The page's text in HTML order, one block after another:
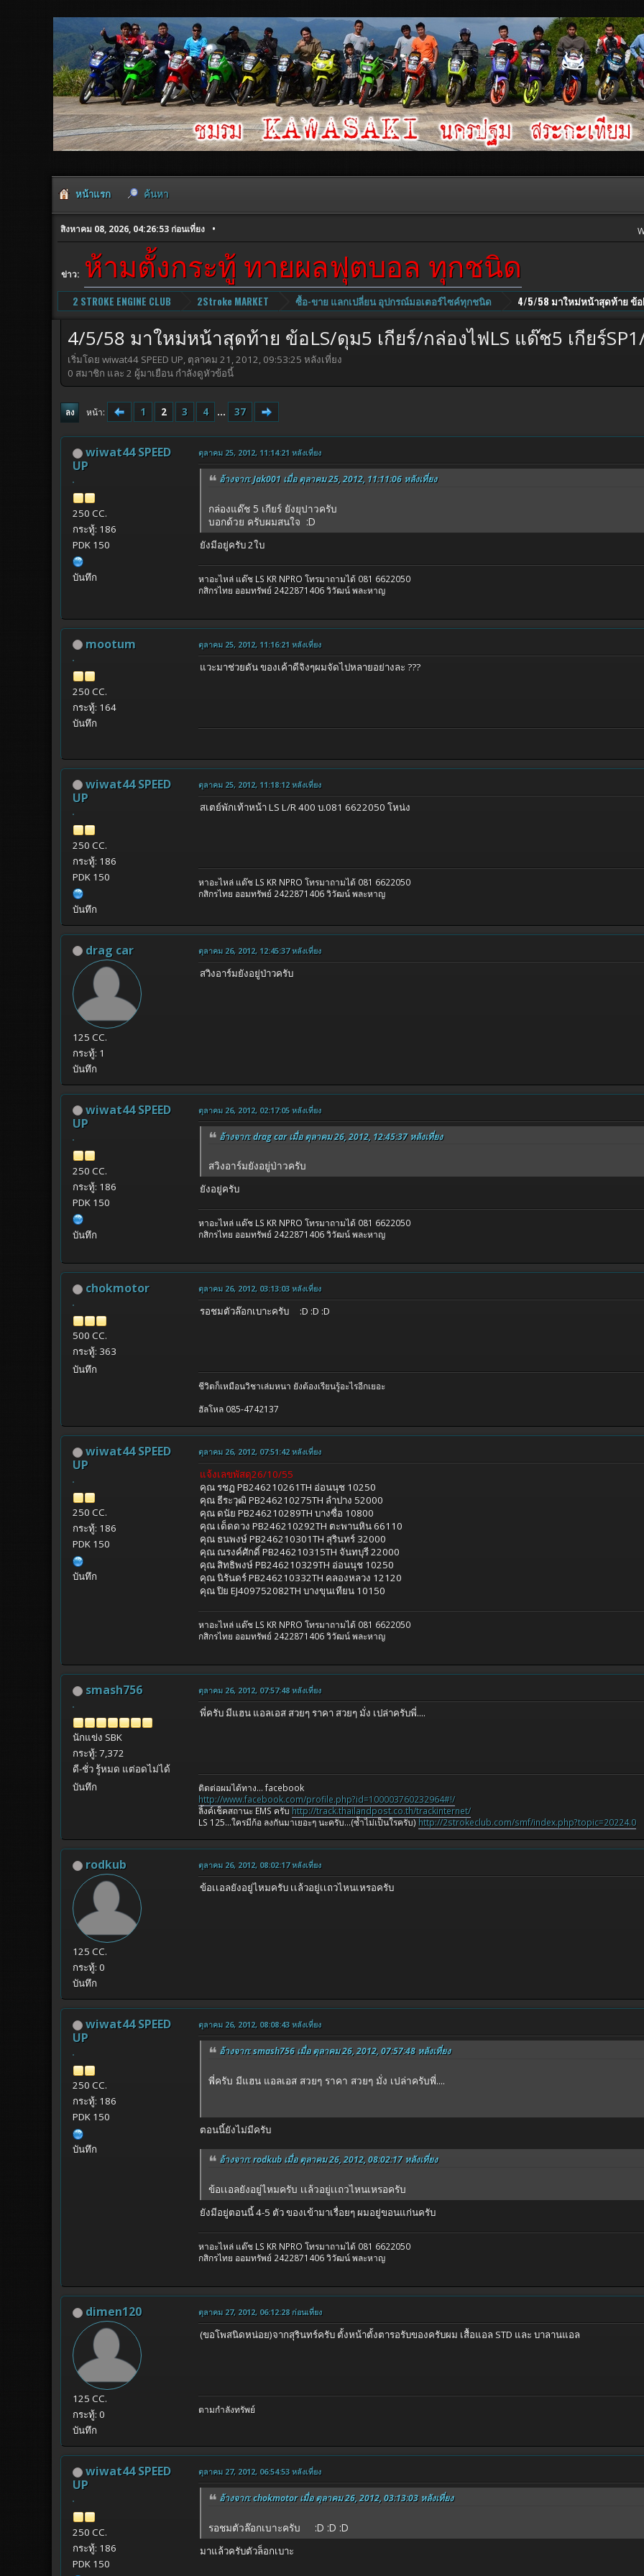
หน้าแรก ค้นหา
สิงหาคม 08, 2026, 04:26:53 ก่อนเที่ยง
ข่าว: ห้ามตั้งกระทู้ ทายผลฟุตบอล ทุกชนิด
2 STROKE ENGINE CLUB 2Stroke MARKET ซื้อ-ขาย แลกเปลี่ยน อุปกรณ์มอเตอร์ไซค์ทุกชนิด 4/5/58 มาใหม่หน้าสุดท้าย ข้อ
4/5/58 มาใหม่หน้าสุดท้าย ข้อLS/ดุม5 เกียร์/กล่องไฟLS แด๊ช5 เกียร์
เริ่มโดย wiwat44 SPEED UP, ตุลาคม 21, 2012, 09:53:25 หลังเที่ยง
0 สมาชิก และ 2 ผู้มาเยือน กำลังดูหัวข้อนี้
ลง หน้า 1 2 3 4 ... 37
wiwat44 SPEED
UP
250 CC.
กระทู้: 186
PDK 150
บันทึก
ตุลาคม 25, 2012, 11:14:21 หลังเที่ยง
อ้างจาก: Jak001 เมื่อ ตุลาคม 25, 2012, 11:11:06 หลังเที่ยง
กล่องแด๊ช 5 เกียร์ ยังยุปาวครับ
บอกด้วย ครับผมสนใจ :D
ยังมีอยู่ครับ 2ใบ
หาอะไหล่ แด๊ช LS KR NPRO โทรมาถามได้ 081 6622050
กสิกรไทย ออมทรัพย์ 2422871406 วิวัฒน์ พละหาญ
mootum
250 CC.
กระทู้: 164
บันทึก
ตุลาคม 25, 2012, 11:16:21 หลังเที่ยง
แวะมาช่วยดัน ของเค้าดีจิงๆผมจัดไปหลายอย่างละ ???
wiwat44 SPEED
UP
250 CC.
กระทู้: 186
PDK 150
บันทึก
ตุลาคม 25, 2012, 11:18:12 หลังเที่ยง
สเตย์พักเท้าหน้า LS L/R 400 บ.081 6622050 โหน่ง
หาอะไหล่ แด๊ช LS KR NPRO โทรมาถามได้ 081 6622050
กสิกรไทย ออมทรัพย์ 2422871406 วิวัฒน์ พละหาญ
drag car
125 CC.
กระทู้: 1
บันทึก
ตุลาคม 26, 2012, 12:45:37 หลังเที่ยง
สวิงอาร์มยังอยู่ป่าวครับ
wiwat44 SPEED
UP
250 CC.
กระทู้: 186
PDK 150
บันทึก
ตุลาคม 26, 2012, 02:17:05 หลังเที่ยง
อ้างจาก: drag car เมื่อ ตุลาคม 26, 2012, 12:45:37 หลังเที่ยง
สวิงอาร์มยังอยู่ป่าวครับ
ยังอยู่ครับ
หาอะไหล่ แด๊ช LS KR NPRO โทรมาถามได้ 081 6622050
กสิกรไทย ออมทรัพย์ 2422871406 วิวัฒน์ พละหาญ
chokmotor
500 CC.
กระทู้: 363
บันทึก
ตุลาคม 26, 2012, 03:13:03 หลังเที่ยง
รอชมตัวล๊อกเบาะครับ :D :D :D
ชีวิตก็เหมือนวิชาเล่มหนา ยังต้องเรียนรู้อะไรอีกเยอะ
ฮัลโหล 085-4742137
wiwat44 SPEED
UP
250 CC.
กระทู้: 186
PDK 150
บันทึก
ตุลาคม 26, 2012, 07:51:42 หลังเที่ยง
แจ้งเลขพัสดุ26/10/55
คุณ รชฏ PB246210261TH อ่อนนุช 10250
คุณ ธีระวุฒิ PB246210275TH ลำปาง 52000
คุณ ดนัย PB246210289TH บางซื่อ 10800
คุณ เด็ดดวง PB246210292TH ตะพานหิน 66110
คุณ ธนพงษ์ PB246210301TH สุรินทร์ 32000
คุณ ณรงค์ศักดิ์ PB246210315TH จันทบุรี 22000
คุณ สิทธิพงษ์ PB246210329TH อ่อนนุช 10250
คุณ นิรันดร์ PB246210332TH คลองหลวง 12120
คุณ ปิย EJ409752082TH บางขุนเทียน 10150
หาอะไหล่ แด๊ช LS KR NPRO โทรมาถามได้ 081 6622050
กสิกรไทย ออมทรัพย์ 2422871406 วิวัฒน์ พละหาญ
smash756
นักแข่ง SBK
กระทู้: 7,372
ดี-ชั่ว รู้หมด แต่อดไม่ได้
บันทึก
ตุลาคม 26, 2012, 07:57:48 หลังเที่ยง
พี่ครับ มีแฮน แอลเอส สวยๆ ราคา สวยๆ มั่ง เปล่าครับพี่....
ติดต่อผมได้ทาง... facebook
http://www.facebook.com/profile.php?id=100003760232964#!/
ลิ้งค์เช็คสถานะ EMS ครับ http://track.thailandpost.co.th/trackinternet/
LS 125...ใครมีก้อ ลงกันมาเยอะๆ นะครับ...(ซ้ำไม่เป็นใรครับ) http://2strokeclub.com/smf/index.php?topic=20224.0
rodkub
125 CC.
กระทู้: 0
บันทึก
ตุลาคม 26, 2012, 08:02:17 หลังเที่ยง
ข้อเเอลยังอยู่ไหมครับ เเล้วอยู่เเถวไหนเหรอครับ
wiwat44 SPEED
UP
250 CC.
กระทู้: 186
PDK 150
บันทึก
ตุลาคม 26, 2012, 08:08:43 หลังเที่ยง
อ้างจาก: smash756 เมื่อ ตุลาคม 26, 2012, 07:57:48 หลังเที่ยง
พี่ครับ มีแฮน แอลเอส สวยๆ ราคา สวยๆ มั่ง เปล่าครับพี่....
ตอนนี้ยังไม่มีครับ
อ้างจาก: rodkub เมื่อ ตุลาคม 26, 2012, 08:02:17 หลังเที่ยง
ข้อเเอลยังอยู่ไหมครับ เเล้วอยู่เเถวไหนเหรอครับ
ยังมีอยู่ตอนนี้ 4-5 ตัว ของเข้ามาเรื่อยๆ ผมอยู่ขอนแก่นครับ
หาอะไหล่ แด๊ช LS KR NPRO โทรมาถามได้ 081 6622050
กสิกรไทย ออมทรัพย์ 2422871406 วิวัฒน์ พละหาญ
dimen120
125 CC.
กระทู้: 0
บันทึก
ตุลาคม 27, 2012, 06:12:28 ก่อนเที่ยง
(ขอโพสนิดหน่อย)จากสุรินทร์ครับ ตั้งหน้าตั้งตารอรับของครับผม เสื้อแอล STD และ บาลานแอล
ตามกำลังทรัพย์
wiwat44 SPEED
UP
250 CC.
กระทู้: 186
PDK 150
ตุลาคม 27, 2012, 06:54:53 หลังเที่ยง
อ้างจาก: chokmotor เมื่อ ตุลาคม 26, 2012, 03:13:03 หลังเที่ยง
รอชมตัวล๊อกเบาะครับ :D :D :D
มาแล้วครับตัวล็อกเบาะ